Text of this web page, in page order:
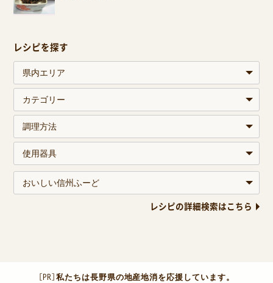
レシピを探す
レシピの詳細検索はこちら
［PR］私たちは長野県の地産地消を応援しています。